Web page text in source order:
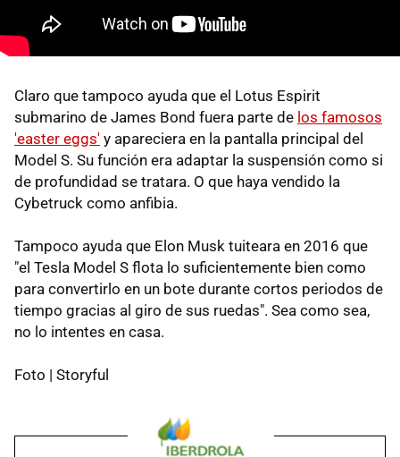
Claro que tampoco ayuda que el Lotus Espirit
submarino de James Bond fuera parte de los famosos
'easter eggs' y apareciera en la pantalla principal del
Model S. Su función era adaptar la suspensión como si
de profundidad se tratara. O que haya vendido la
Cybetruck como anfibia.
Tampoco ayuda que Elon Musk tuiteara en 2016 que
"el Tesla Model S flota lo suficientemente bien como
para convertirlo en un bote durante cortos periodos de
tiempo gracias al giro de sus ruedas". Sea como sea,
no lo intentes en casa.
Foto | Storyful